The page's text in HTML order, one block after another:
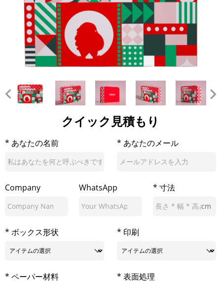
クイック見積もり
* あなたの名前 * あなたのメール
Company WhatsApp * 寸法
cm
* ボックス形状 * 印刷
* ペーパー材料 * 表面処理